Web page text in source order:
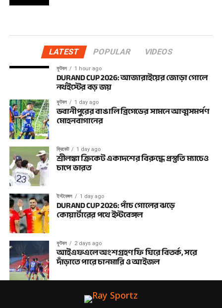
LATEST POPULAR VIDEOS
ফুটবল 1 hour ago
DURAND CUP 2026: আজারাইয়ের জোড়া গোলে
নর্থইস্টের বড় জয়
ফুটবল 1 day ago
ভবানীপুরের বাঙালি ব্রিগেডের সামনে আত্মসমর্পণ
মোহনবাগানের
ক্রিকেট 1 day ago
শ্রীলঙ্কা ক্রিকেট একাদশের বিরুদ্ধে প্রস্তুতি ম্যাচেও
চাপে ভারত
ইস্টবেঙ্গল 1 day ago
DURAND CUP 2026: পাঁচ গোলের ঝড়ে
কোয়ার্টারের পথে ইস্টবেঙ্গল
ফুটবল 2 days ago
আইএফএলে অংশগ্রহণ ফি ঘিরে বিতর্ক, সরে
দাঁড়াতে পারে চানমারি ও আইজল